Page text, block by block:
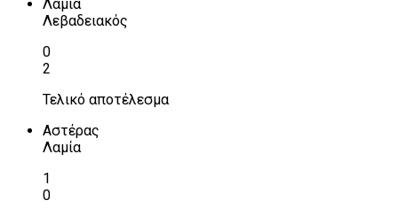
Λαμία
Λεβαδειακός
0
2
Τελικό αποτέλεσμα
Αστέρας
Λαμία
1
0